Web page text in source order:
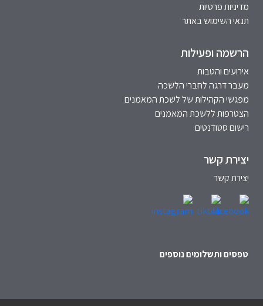
מדיניות פרטיות
תנאי השימוש באתר
הרשמה ופעילות
אירועים והטבות
מעבר דרגה לחברי הלשכה
מפגשי הקהילות של לשכת המאמנים
הצטרפות ללשכת המאמנים
רישום סטודנטים
יצירת קשר
יצירת קשר
טפסים ותשלומים נוספים